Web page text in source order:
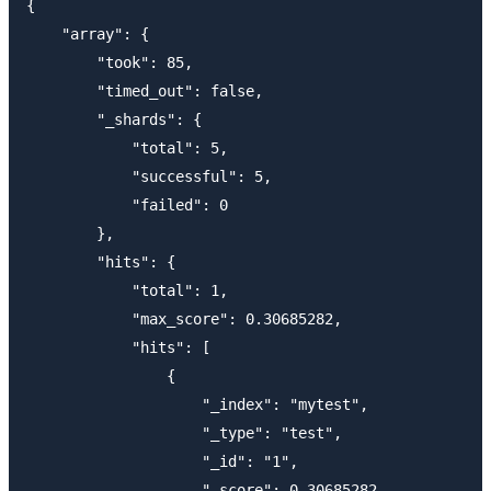
{
    "array": {
        "took": 85,
        "timed_out": false,
        "_shards": {
            "total": 5,
            "successful": 5,
            "failed": 0
        },
        "hits": {
            "total": 1,
            "max_score": 0.30685282,
            "hits": [
                {
                    "_index": "mytest",
                    "_type": "test",
                    "_id": "1",